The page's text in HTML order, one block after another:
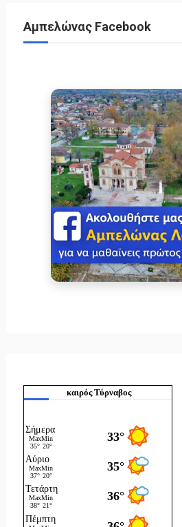
Αμπελώνας Facebook
καιρός Τύρναβος